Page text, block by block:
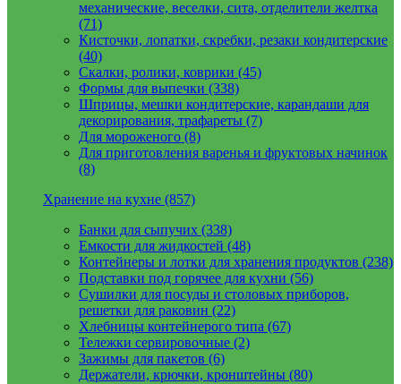
механические, веселки, сита, отделители желтка
(71)
Кисточки, лопатки, скребки, резаки кондитерские
(40)
Скалки, ролики, коврики (45)
Формы для выпечки (338)
Шприцы, мешки кондитерские, карандаши для
декорирования, трафареты (7)
Для мороженого (8)
Для приготовления варенья и фруктовых начинок
(8)
Хранение на кухне (857)
Банки для сыпучих (338)
Емкости для жидкостей (48)
Контейнеры и лотки для хранения продуктов (238)
Подставки под горячее для кухни (56)
Сушилки для посуды и столовых приборов,
решетки для раковин (22)
Хлебницы контейнерого типа (67)
Тележки сервировочные (2)
Зажимы для пакетов (6)
Держатели, крючки, кронштейны (80)